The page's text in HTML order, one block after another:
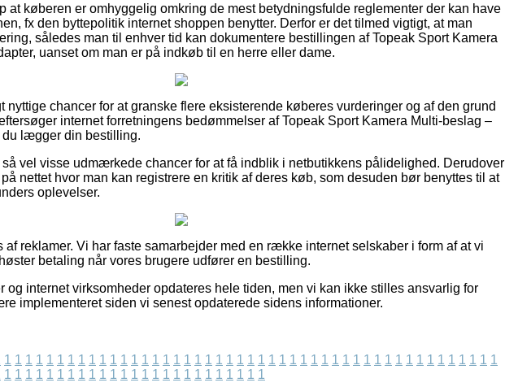
at køberen er omhyggelig omkring de mest betydningsfulde reglementer der kan have
fx den byttepolitik internet shoppen benytter. Derfor er det tilmed vigtigt, at man
således man til enhver tid kan dokumentere bestillingen af Topeak Sport Kamera
uanset om man er på indkøb til en herre eller dame.
nyttige chancer for at granske flere eksisterende køberes vurderinger og af den grund
internet forretningens bedømmelser af Topeak Sport Kamera Multi-beslag –
du lægger din bestilling.
vel visse udmærkede chancer for at få indblik i netbutikkens pålidelighed. Derudover
nettet hvor man kan registrere en kritik af deres køb, som desuden bør benyttes til at
oplevelser.
af reklamer. Vi har faste samarbejder med en række internet selskaber i form af at vi
betaling når vores brugere udfører en bestilling.
og internet virksomheder opdateres hele tiden, men vi kan ikke stilles ansvarlig for
implementeret siden vi senest opdaterede sidens informationer.
1 1 1 1 1 1 1 1 1 1 1 1 1 1 1 1 1 1 1 1 1 1 1 1 1 1 1 1 1 1 1 1 1 1 1 1 1 1 1 1 1 1 1 1 1 1 1
1 1 1 1 1 1 1 1 1 1 1 1 1 1 1 1 1 1 1 1 1 1 1 1 1